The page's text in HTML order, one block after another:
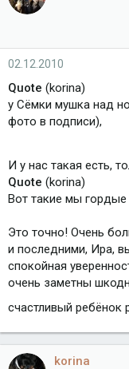
02.12.2010
Quote (korina)
у Сёмки мушка над
фото в подписи),
И у нас такая есть,
Quote (korina)
Вот такие мы гордые
Это точно! Очень
и последними, Ира,
спокойная
очень заметны
счастливый ребёнок
korina